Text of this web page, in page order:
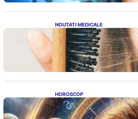
NOUTATI MEDICALE
Semnele unei
Impactul asupra
HOROSCOP
Portalul Leului 8/8:
Abundență pentru